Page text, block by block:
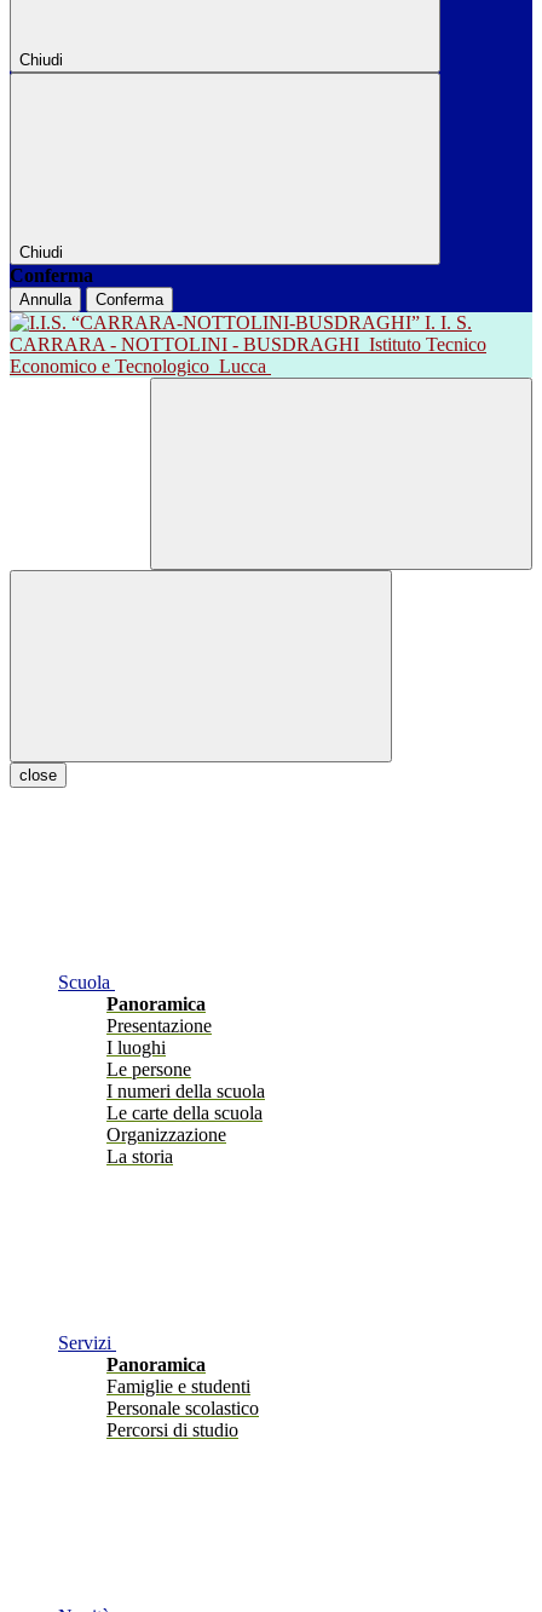
Chiudi
Chiudi
Conferma
Annulla Conferma
I. I. S.
CARRARA - NOTTOLINI - BUSDRAGHI Istituto Tecnico
Economico e Tecnologico Lucca
close
Scuola
Panoramica
Presentazione
I luoghi
Le persone
I numeri della scuola
Le carte della scuola
Organizzazione
La storia
Servizi
Panoramica
Famiglie e studenti
Personale scolastico
Percorsi di studio